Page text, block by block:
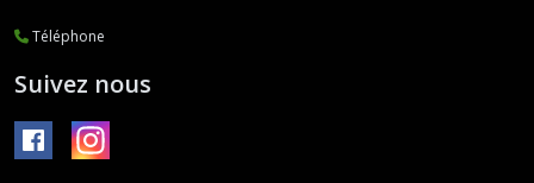
Téléphone
Suivez nous